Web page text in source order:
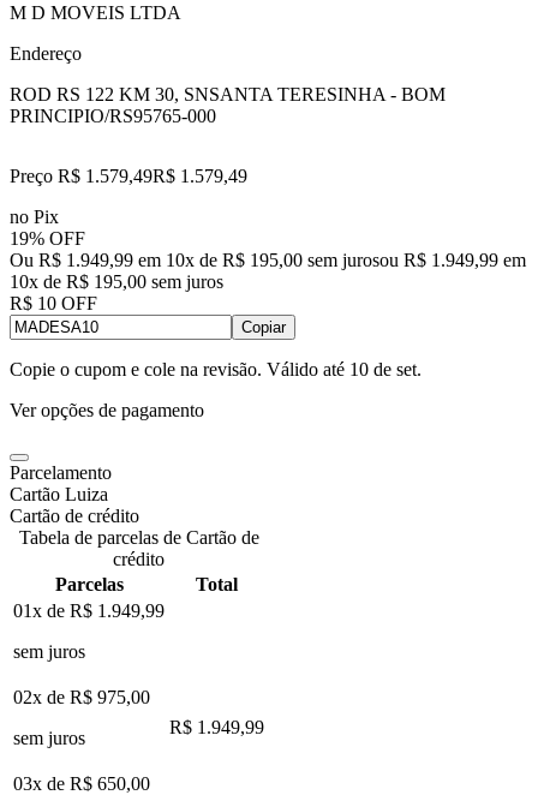
M D MOVEIS LTDA
Endereço
ROD RS 122 KM 30, SNSANTA TERESINHA - BOM
PRINCIPIO/RS95765-000
Preço R$ 1.579,49R$ 1.579,49
no Pix
19% OFF
Ou R$ 1.949,99 em 10x de R$ 195,00 sem jurosou R$ 1.949,99 em
10x de R$ 195,00 sem juros
R$ 10 OFF
Copiar
Copie o cupom e cole na revisão. Válido até 10 de set.
Ver opções de pagamento
Parcelamento
Cartão Luiza
Cartão de crédito
Tabela de parcelas de Cartão de
crédito
Parcelas
Total
01x de R$ 1.949,99
sem juros
02x de R$ 975,00
sem juros
R$ 1.949,99
03x de R$ 650,00